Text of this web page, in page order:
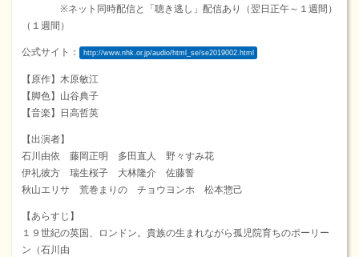
※ネット同時配信と「聴き逃し」配信あり（翌日正午～１週間）
（１週間）
公式サイト： http://www.nhk.or.jp/audio/html_se/se2019002.html
【原作】木原敏江
【脚色】山谷典子
【音楽】日高哲英
【出演者】
石川由依 藤岡正明 多田直人 野々すみ花
伊礼彼方 瑞生桜子 大林隆介 佐藤誓
秋山エリサ 荒巻まりの チョウヨンホ 松本惣己
【あらすじ】
１９世紀の英国、ロンドン。貴族の生まれながら孤児院育ちのポーリー
ン（石川由